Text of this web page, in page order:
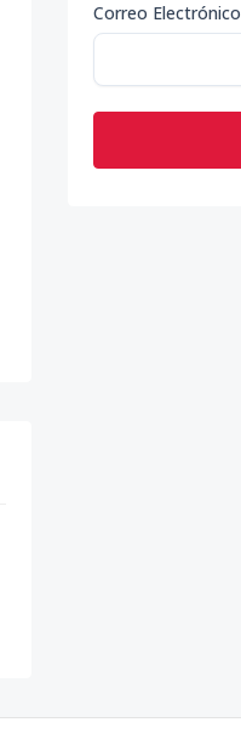
Correo Electrónico